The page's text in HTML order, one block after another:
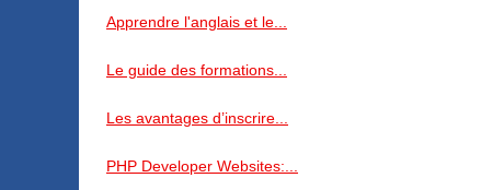
Apprendre l'anglais et le...
Le guide des formations...
Les avantages d’inscrire...
PHP Developer Websites:...